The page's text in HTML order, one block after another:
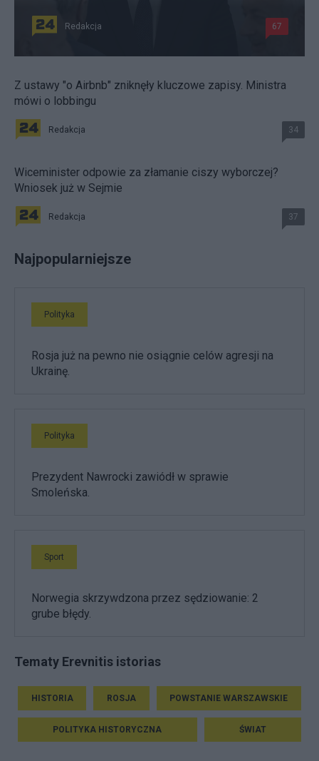
Redakcja 67
Z ustawy "o Airbnb" zniknęły kluczowe zapisy. Ministra
mówi o lobbingu
Redakcja 34
Wiceminister odpowie za złamanie ciszy wyborczej?
Wniosek już w Sejmie
Redakcja 37
Najpopularniejsze
Polityka
Rosja już na pewno nie osiągnie celów agresji na
Ukrainę.
Polityka
Prezydent Nawrocki zawiódł w sprawie
Smoleńska.
Sport
Norwegia skrzywdzona przez sędziowanie: 2
grube błędy.
Tematy Erevnitis istorias
HISTORIA ROSJA POWSTANIE WARSZAWSKIE
POLITYKA HISTORYCZNA ŚWIAT